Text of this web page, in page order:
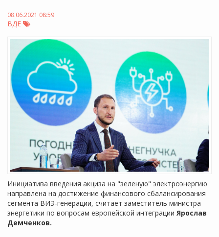
08.06.2021 08:59
ВДЕ
Инициатива введения акциза на "зеленую" электроэнергию
направлена на достижение финансового сбалансирования
сегмента ВИЭ-генерации, считает заместитель министра
энергетики по вопросам европейской интеграции Ярослав
Демченков.